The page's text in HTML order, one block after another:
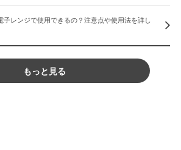
子レンジで使用できるの？注意点や使用法を詳し
もっと見る